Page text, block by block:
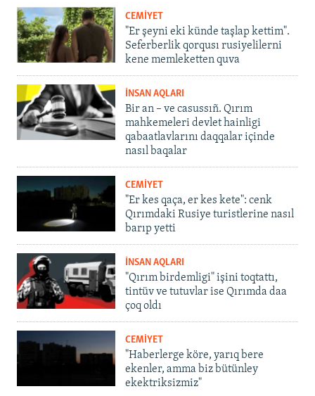
CEMİYET
"Er şeyni eki künde taşlap kettim".
Seferberlik qorqusı rusiyelilerni
kene memleketten quva
İNSAN AQLARI
Bir an – ve casussıñ. Qırım
mahkemeleri devlet hainligi
qabaatlavlarını daqqalar içinde
nasıl baqalar
CEMİYET
"Er kes qaça, er kes kete": cenk
Qırımdaki Rusiye turistlerine nasıl
barıp yetti
İNSAN AQLARI
"Qırım birdemligi" işini toqtattı,
tintüv ve tutuvlar ise Qırımda daa
çoq oldı
CEMİYET
"Haberlerge köre, yarıq bere
ekenler, amma biz bütünley
ekektriksizmiz"